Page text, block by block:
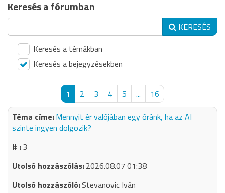
Keresés a fórumban
KERESÉS
Keresés a témákban
Keresés a bejegyzésekben
1 2 3 4 5 ...
16
Mennyit ér valójában egy óránk, ha az AI
szinte ingyen dolgozik?
3
2026.08.07 01:38
Stevanovic Iván